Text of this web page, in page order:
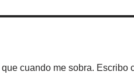
que cuando me sobra. Escribo